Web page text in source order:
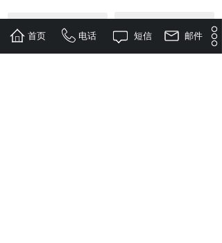
按钮文本
按钮文本
首页 电话 短信 邮件